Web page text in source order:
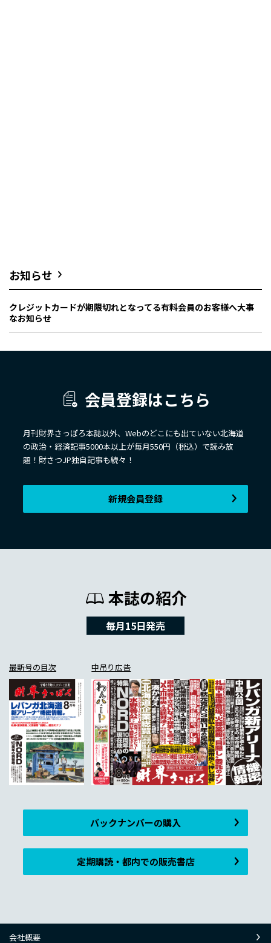
お知らせ
クレジットカードが期限切れとなってる有料会員のお客様へ大事
なお知らせ
会員登録はこちら
月刊財界さっぽろ本誌以外、Webのどこにも出ていない北海道
の政治・経済記事5000本以上が毎月550円（税込）で読み放
題！財さつJP独自記事も続々！
新規会員登録
本誌の紹介
毎月15日発売
最新号の目次 中吊り広告
バックナンバーの購入
定期購読・都内での販売書店
会社概要